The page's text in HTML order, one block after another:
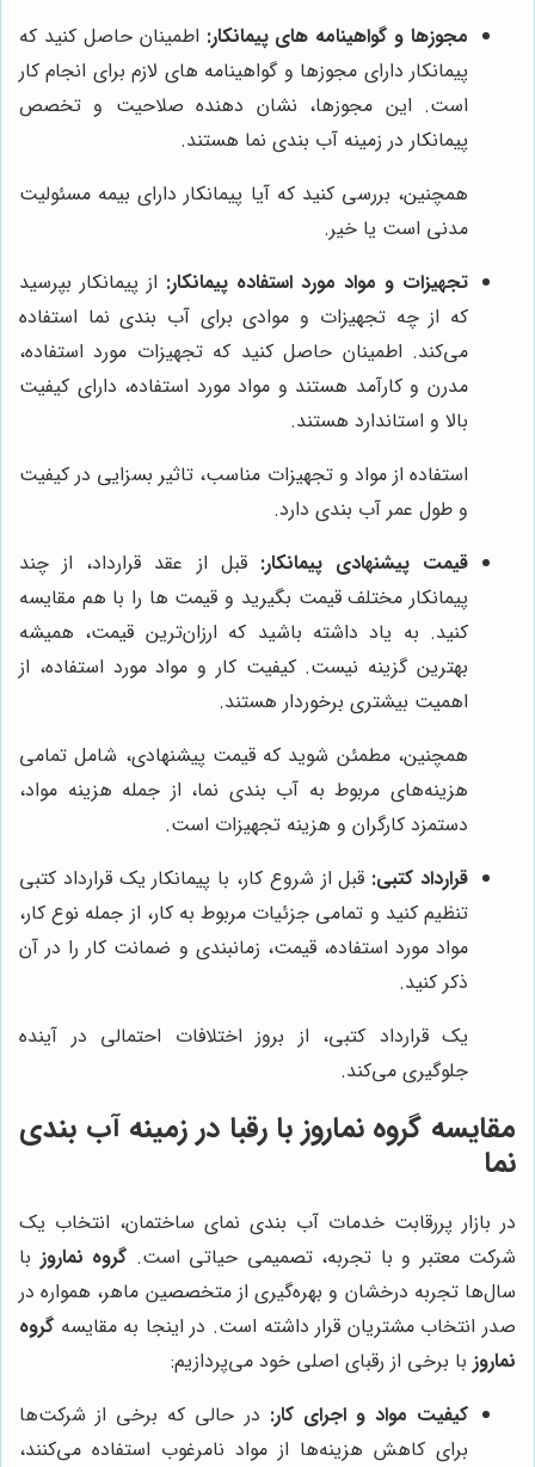
مجوزها و گواهینامه های پیمانکار: اطمینان حاصل کنید که
پیمانکار دارای مجوزها و گواهینامه های لازم برای انجام کار
است. این مجوزها، نشان دهنده صلاحیت و تخصص
پیمانکار در زمینه آب بندی نما هستند.
همچنین، بررسی کنید که آیا پیمانکار دارای بیمه مسئولیت
مدنی است یا خیر.
تجهیزات و مواد مورد استفاده پیمانکار: از پیمانکار بپرسید
که از چه تجهیزات و موادی برای آب بندی نما استفاده
می‌کند. اطمینان حاصل کنید که تجهیزات مورد استفاده،
مدرن و کارآمد هستند و مواد مورد استفاده، دارای کیفیت
بالا و استاندارد هستند.
استفاده از مواد و تجهیزات مناسب، تاثیر بسزایی در کیفیت
و طول عمر آب بندی دارد.
قیمت پیشنهادی پیمانکار: قبل از عقد قرارداد، از چند
پیمانکار مختلف قیمت بگیرید و قیمت ها را با هم مقایسه
کنید. به یاد داشته باشید که ارزان‌ترین قیمت، همیشه
بهترین گزینه نیست. کیفیت کار و مواد مورد استفاده، از
اهمیت بیشتری برخوردار هستند.
همچنین، مطمئن شوید که قیمت پیشنهادی، شامل تمامی
هزینه‌های مربوط به آب بندی نما، از جمله هزینه مواد،
دستمزد کارگران و هزینه تجهیزات است.
قرارداد کتبی: قبل از شروع کار، با پیمانکار یک قرارداد کتبی
تنظیم کنید و تمامی جزئیات مربوط به کار، از جمله نوع کار،
مواد مورد استفاده، قیمت، زمانبندی و ضمانت کار را در آن
ذکر کنید.
یک قرارداد کتبی، از بروز اختلافات احتمالی در آینده
جلوگیری می‌کند.
مقایسه گروه نماروزبا رقبا در زمینه آب بندی
نما
در بازار پررقابت خدمات آب بندی نمای ساختمان، انتخاب یک
شرکت معتبر و با تجربه، تصمیمی حیاتی است. گروه نماروز با
سال‌ها تجربه درخشان و بهره‌گیری از متخصصین ماهر، همواره در
صدر انتخاب مشتریان قرار داشته است. در اینجا به مقایسه گروه
نماروز با برخی از رقبای اصلی خود می‌پردازیم:
کیفیت مواد و اجرای کار: در حالی که برخی از شرکت‌ها
برای کاهش هزینه‌ها از مواد نامرغوب استفاده می‌کنند،